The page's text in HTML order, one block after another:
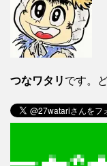
つなワタリ です。